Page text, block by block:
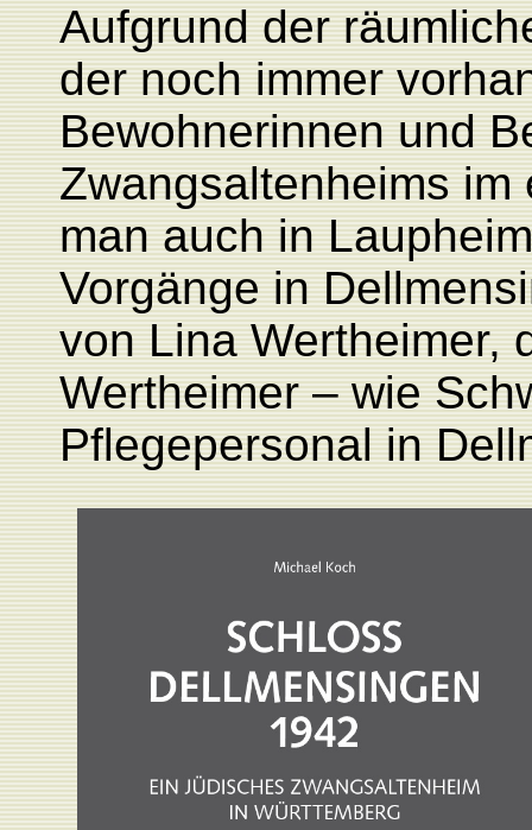
Aufgrund der
der noch immer
Bewohnerinnen und
Zwangsaltenheims
man auch in
Vorgänge in
von Lina Wertheimer,
Wertheimer – wie
Pflegepersonal in